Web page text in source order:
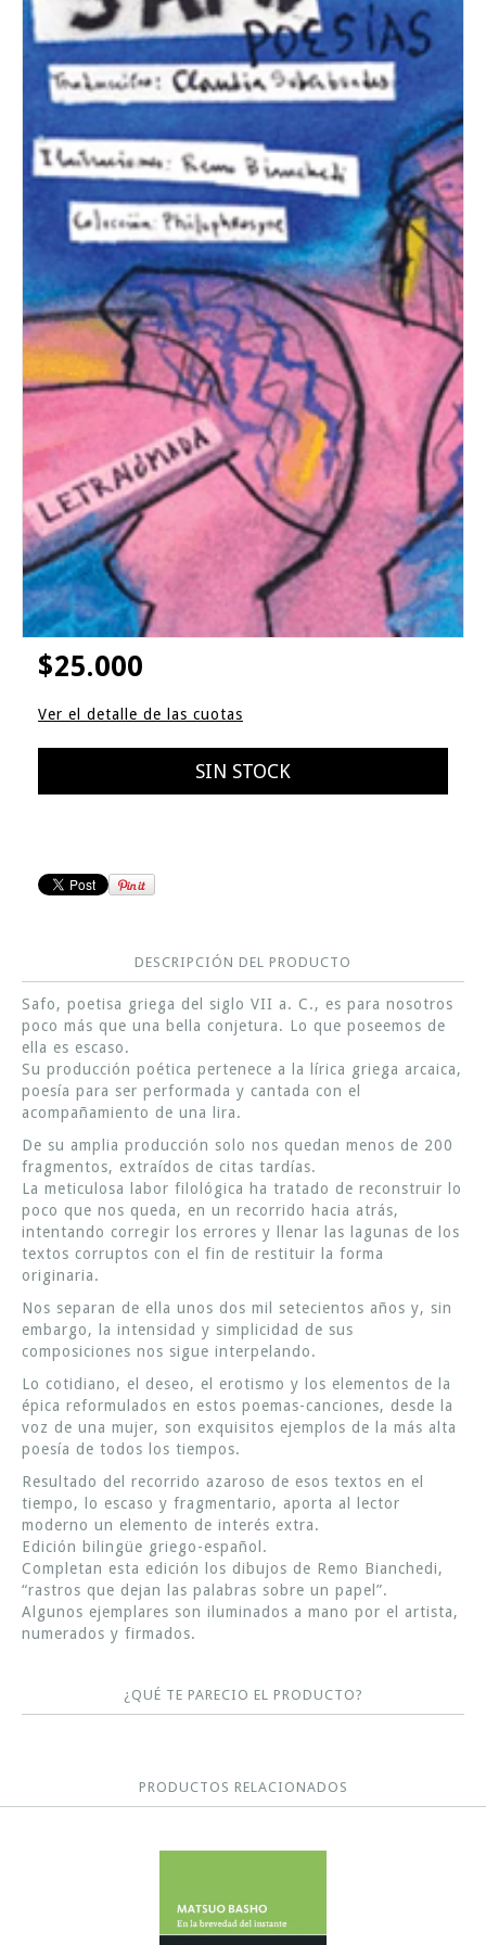
$25.000
Ver el detalle de las cuotas
DESCRIPCIÓN DEL PRODUCTO
Safo, poetisa griega del siglo VII a. C., es para nosotros
poco más que una bella conjetura. Lo que poseemos de
ella es escaso.
Su producción poética pertenece a la lírica griega arcaica,
poesía para ser performada y cantada con el
acompañamiento de una lira.
De su amplia producción solo nos quedan menos de 200
fragmentos, extraídos de citas tardías.
La meticulosa labor filológica ha tratado de reconstruir lo
poco que nos queda, en un recorrido hacia atrás,
intentando corregir los errores y llenar las lagunas de los
textos corruptos con el fin de restituir la forma
originaria.
Nos separan de ella unos dos mil setecientos años y, sin
embargo, la intensidad y simplicidad de sus
composiciones nos sigue interpelando.
Lo cotidiano, el deseo, el erotismo y los elementos de la
épica reformulados en estos poemas-canciones, desde la
voz de una mujer, son exquisitos ejemplos de la más alta
poesía de todos los tiempos.
Resultado del recorrido azaroso de esos textos en el
tiempo, lo escaso y fragmentario, aporta al lector
moderno un elemento de interés extra.
Edición bilingüe griego-español.
Completan esta edición los dibujos de Remo Bianchedi,
“rastros que dejan las palabras sobre un papel”.
Algunos ejemplares son iluminados a mano por el artista,
numerados y firmados.
¿QUÉ TE PARECIO EL PRODUCTO?
PRODUCTOS RELACIONADOS